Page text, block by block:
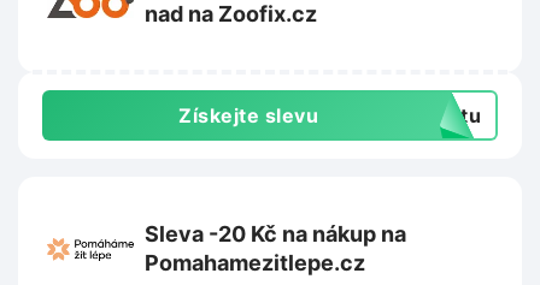
nad na Zoofix.cz
Získejte slevu extu
Sleva -20 Kč na nákup na
Pomahamezitlepe.cz